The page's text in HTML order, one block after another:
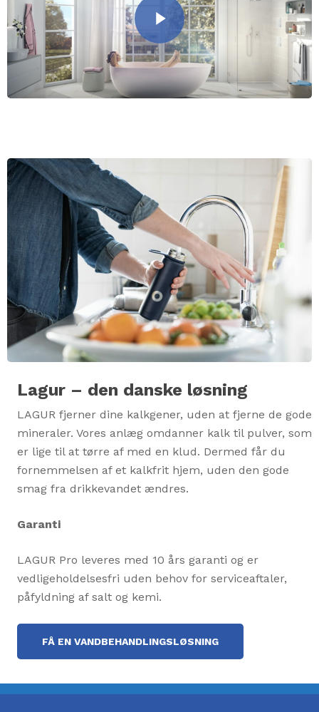
Lagur – den danske løsning
LAGUR fjerner dine kalkgener, uden at fjerne de gode
mineraler. Vores anlæg omdanner kalk til pulver, som
er lige til at tørre af med en klud. Dermed får du
fornemmelsen af et kalkfrit hjem, uden den gode
smag fra drikkevandet ændres.
Garanti
LAGUR Pro leveres med 10 års garanti og er
vedligeholdelsesfri uden behov for serviceaftaler,
påfyldning af salt og kemi.
FÅ EN VANDBEHANDLINGSLØSNING